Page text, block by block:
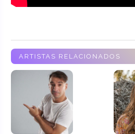
ARTISTAS RELACIONADOS